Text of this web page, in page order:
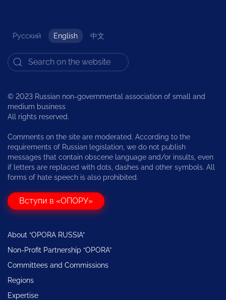
Русский English 中文
© 2023 Russian non-governmental association of small and
medium business
All rights reserved.
Comments on the site are moderated. According to the
requirements of Russian legislation, we do not publish
messages that contain obscene language and/or insults, even
if letters are replaced with dots, dashes and other symbols. All
forms of hate speech is also prohibited.
Вступи в «ОПОРУ»
About “OPORA RUSSIA”
Non-Profit Partnership “OPORA”
Committees and Commissions
Regions
Expertise